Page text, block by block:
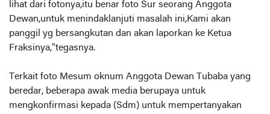
lihat dari fotonya,itu benar foto Sur seorang Anggota
Dewan,untuk menindaklanjuti masalah ini,Kami akan
panggil yg bersangkutan dan akan laporkan ke Ketua
Fraksinya,"tegasnya.
Terkait foto Mesum oknum Anggota Dewan Tubaba yang
beredar, beberapa awak media berupaya untuk
mengkonfirmasi kepada (Sdm) untuk mempertanyakan